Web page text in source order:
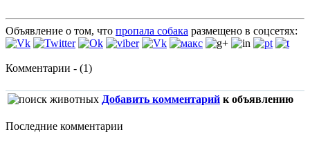
Объявление о том, что пропала собака размещено в соцсетях:
Комментарии - (1)
Добавить комментарий к объявлению
Последние комментарии